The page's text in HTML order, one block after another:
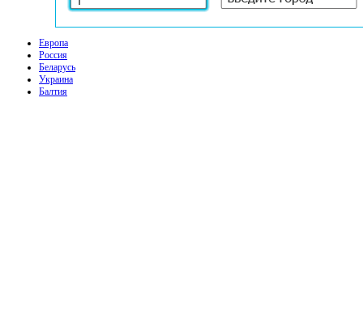
Европа
Россия
Беларусь
Украина
Балтия